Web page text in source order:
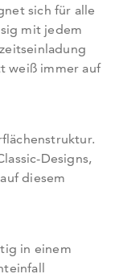
sich für alle
mit jedem
weiß immer auf
Designs,
diesem
in einem